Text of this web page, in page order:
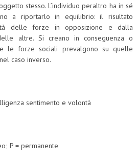
stesso. L’individuo peraltro ha in sé
a riportarlo in equilibrio: il risultato
delle forze in opposizione e dalla
altre. Si creano in conseguenza o
le forze sociali prevalgono su quelle
caso inverso.
sentimento e volontà
P = permanente